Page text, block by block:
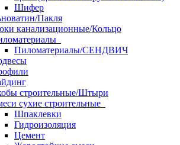
Шифер
Пакля
канализационные/Кольцо
Пиломатериалы/СЕНДВИЧ
строительные/Штыри
сухие строительные
Шпаклевки
Гидроизоляция
Цемент